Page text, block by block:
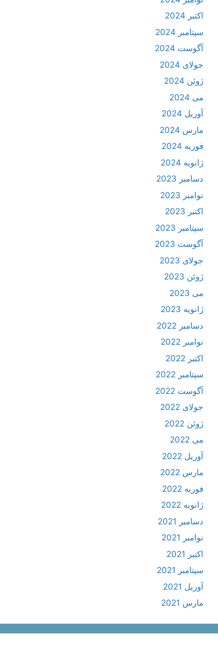
اکتبر 2024
سپتامبر 2024
آگوست 2024
جولای 2024
ژوئن 2024
می 2024
آوریل 2024
مارس 2024
فوریه 2024
ژانویه 2024
دسامبر 2023
نوامبر 2023
اکتبر 2023
سپتامبر 2023
آگوست 2023
جولای 2023
ژوئن 2023
می 2023
ژانویه 2023
دسامبر 2022
نوامبر 2022
اکتبر 2022
سپتامبر 2022
آگوست 2022
جولای 2022
ژوئن 2022
می 2022
آوریل 2022
مارس 2022
فوریه 2022
ژانویه 2022
دسامبر 2021
نوامبر 2021
اکتبر 2021
سپتامبر 2021
آوریل 2021
مارس 2021